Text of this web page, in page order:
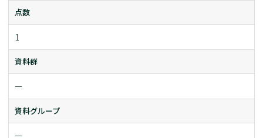
点数
1
資料群
ー
資料グループ